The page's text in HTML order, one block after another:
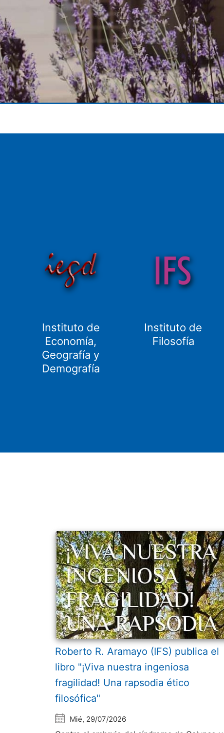
Instituto de
Economía,
Geografía y
Demografía
Instituto de
Filosofía
Roberto R. Aramayo (IFS) publica el
libro "¡Viva nuestra ingeniosa
fragilidad! Una rapsodia ético
filosófica"
Mié, 29/07/2026